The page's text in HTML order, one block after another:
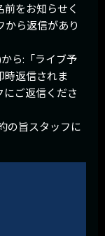
をお知らせく
から返信があり
ら:「ライブ予
時返信されま
ご返信くださ
の旨スタッフに